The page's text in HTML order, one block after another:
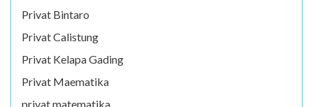
Privat Bintaro
Privat Calistung
Privat Kelapa Gading
Privat Maematika
privat matematika